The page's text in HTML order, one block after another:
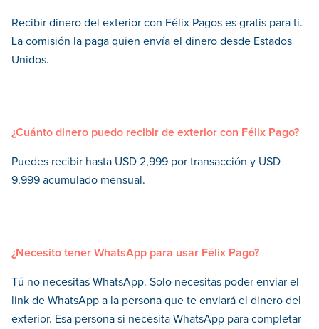
Recibir dinero del exterior con Félix Pagos es gratis para ti.
La comisión la paga quien envía el dinero desde Estados
Unidos.
¿Cuánto dinero puedo recibir de exterior con Félix Pago?
Puedes recibir hasta USD 2,999 por transacción y USD
9,999 acumulado mensual.
¿Necesito tener WhatsApp para usar Félix Pago?
Tú no necesitas WhatsApp. Solo necesitas poder enviar el
link de WhatsApp a la persona que te enviará el dinero del
exterior. Esa persona sí necesita WhatsApp para completar